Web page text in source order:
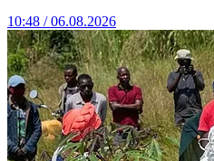
10:48 / 06.08.2026